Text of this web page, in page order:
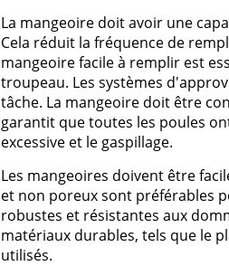
La mangeoire doit avoir une
Cela réduit la fréquence de
mangeoire facile à remplir est
troupeau. Les systèmes
tâche. La mangeoire doit être
garantit que toutes les poules
excessive et le gaspillage.
Les mangeoires doivent être
et non poreux sont préférables
robustes et résistantes aux
matériaux durables, tels que le
utilisés.